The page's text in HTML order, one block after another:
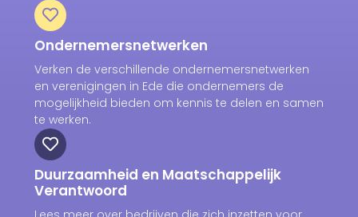
Ondernemersnetwerken
Verken de verschillende ondernemersnetwerken
en verenigingen in Ede die ondernemers de
mogelijkheid bieden om kennis te delen en samen
te werken.
Duurzaamheid en Maatschappelijk
Verantwoord